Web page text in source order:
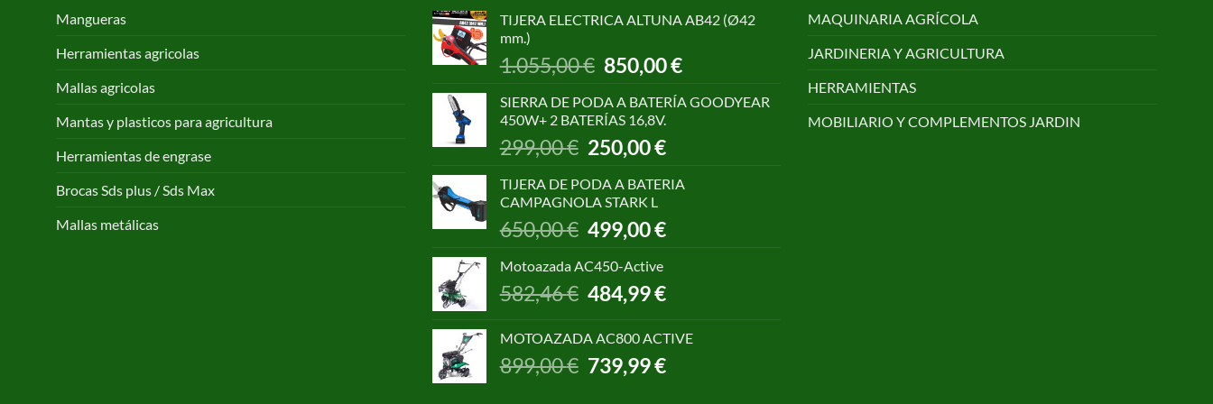
Mangueras
Herramientas agricolas
Mallas agricolas
Mantas y plasticos para agricultura
Herramientas de engrase
Brocas Sds plus / Sds Max
Mallas metálicas
TIJERA ELECTRICA ALTUNA AB42 (Ø42
mm.)
1.055,00€ El
precio
original
era:
1.055,00 €.
850,00€El
actual
SIERRA DE PODA A BATERÍA GOODYEAR
450W+ 2 BATERÍAS 16,8V.
299,00€ El
precio
original
era:
299,00 €.
250,00€El
actual
250,00 €.
TIJERA DE PODA A BATERIA
CAMPAGNOLA STARK L
650,00€
El
precio
original
650,00 €.
499,00€El
499,00 €.
Motoazada AC450-Active
582,46€
El
precio
era:
582,46 €.
484,99€El
es:
484,99 €.
MOTOAZADA AC800 ACTIVE
899,00€ El
precio
739,99€El
MAQUINARIA AGRÍCOLA
JARDINERIA Y AGRICULTURA
HERRAMIENTAS
MOBILIARIO Y COMPLEMENTOS JARDIN